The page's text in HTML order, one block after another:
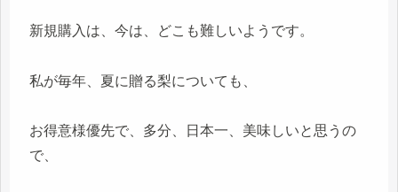
新規購入は、今は、どこも難しいようです。
私が毎年、夏に贈る梨についても、
お得意様優先で、多分、日本一、美味しいと思うの
で、